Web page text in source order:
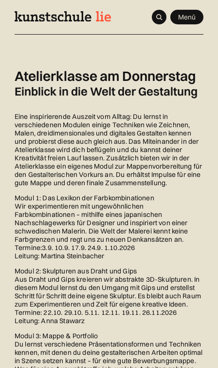
Navigieren
Seitenkontext Menü
Atelierklasse am Donnerstag
Einblick in die Welt der Gestaltung
Eine inspirierende Auszeit vom Alltag: Du lernst in
verschiedenen Modulen einige Techniken wie Zeichnen,
Malen, dreidimensionales und digitales Gestalten kennen
und probierst diese auch gleich aus. Das Miteinander in der
Atelierklasse wird dich beflügeln und du kannst deiner
Kreativität freien Lauf lassen. Zusätzlich bieten wir in der
Atelierklasse ein eigenes Modul zur Mappenvorbereitung für
den Gestalterischen Vorkurs an. Du erhältst Impulse für eine
gute Mappe und deren finale Zusammenstellung.
Modul 1: Das Lexikon der Farbkombinationen
Wir experimentieren mit ungewöhnlichen
Farbkombinationen – mithilfe eines japanischen
Nachschlagewerks für Designer und inspiriert von einer
schwedischen Malerin. Die Welt der Malerei kennt keine
Farbgrenzen und regt uns zu neuen Denkansätzen an.
Termine:3.9. 10.9. 17.9. 24.9. 1.10.2026
Leitung: Martina Steinbacher
Modul 2: Skulpturen aus Draht und Gips
Aus Draht und Gips kreieren wir abstrakte 3D-Skulpturen. In
diesem Modul lernst du den Umgang mit Gips und erstellst
Schritt für Schritt deine eigene Skulptur. Es bleibt auch Raum
zum Experimentieren und Zeit für eigene kreative Ideen.
Termine: 22.10. 29.10. 5.11. 12.11. 19.11. 26.11.2026
Leitung: Anna Stawarz
Modul 3: Mappe & Portfolio
Du lernst verschiedene Präsentationsformen und Techniken
kennen, mit denen du deine gestalterischen Arbeiten optimal
in Szene setzen kannst – für eine gute Bewerbungsmappe.